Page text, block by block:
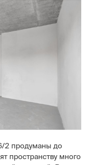
2 продуманы до
пространству много